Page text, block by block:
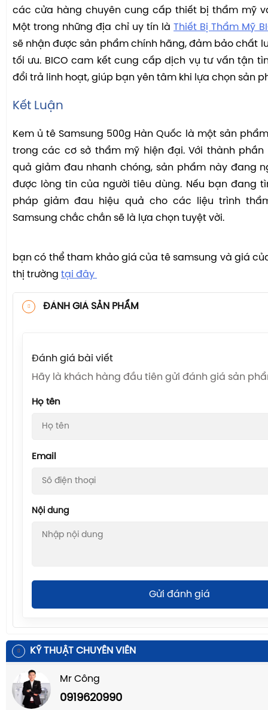
các cửa hàng chuyên cung cấp thiết bị thẩm mỹ
Một trong những địa chỉ uy tín làThiết Bị Thẩm Mỹ
sẽ nhận được sản phẩm chính hãng, đảm bảo chất
tối ưu. BICO cam kết cung cấp dịch vụ tư vấn tận
đổi trả linh hoạt, giúp bạn yên tâm khi lựa chọn sản
Kết Luận
Kem ủ tê Samsung 500g Hàn Quốc là một sản
trong các cơ sở thẩm mỹ hiện đại. Với thành
quả giảm đau nhanh chóng, sản phẩm này đang
được lòng tin của người tiêu dùng. Nếu bạn đang
pháp giảm đau hiệu quả cho các liệu trình
Samsung chắc chắn sẽ là lựa chọn tuyệt vời.
bạn có thể tham khảo giá của tê samsung và giá
thị trường tại đây
ĐÁNH GIÁ SẢN PHẨM
Đánh giá bài viết
Hãy là khách hàng đầu tiên gửi đánh giá sản
Họ tên
Email
Nội dung
Gửi đánh giá
KỸ THUẬT CHUYÊN VIÊN
Mr Công
0919620990